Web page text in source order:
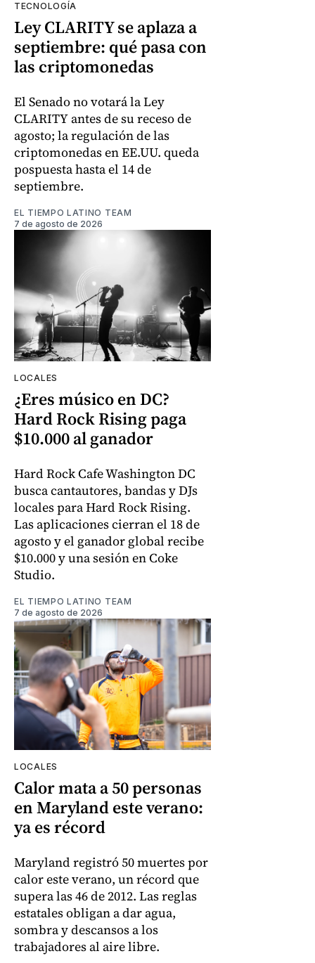
TECNOLOGÍA
Ley CLARITY se aplaza a
septiembre: qué pasa con
las criptomonedas
El Senado no votará la Ley
CLARITY antes de su receso de
agosto; la regulación de las
criptomonedas en EE.UU. queda
pospuesta hasta el 14 de
septiembre.
EL TIEMPO LATINO TEAM
7 de agosto de 2026
LOCALES
¿Eres músico en DC?
Hard Rock Rising paga
$10.000 al ganador
Hard Rock Cafe Washington DC
busca cantautores, bandas y DJs
locales para Hard Rock Rising.
Las aplicaciones cierran el 18 de
agosto y el ganador global recibe
$10.000 y una sesión en Coke
Studio.
EL TIEMPO LATINO TEAM
7 de agosto de 2026
LOCALES
Calor mata a 50 personas
en Maryland este verano:
ya es récord
Maryland registró 50 muertes por
calor este verano, un récord que
supera las 46 de 2012. Las reglas
estatales obligan a dar agua,
sombra y descansos a los
trabajadores al aire libre.